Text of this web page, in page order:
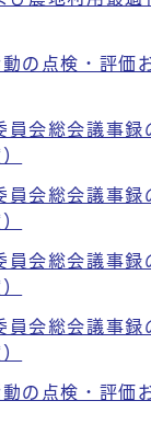
の点検・評価
員会総会議事録
員会総会議事録
員会総会議事録
員会総会議事録
の点検・評価